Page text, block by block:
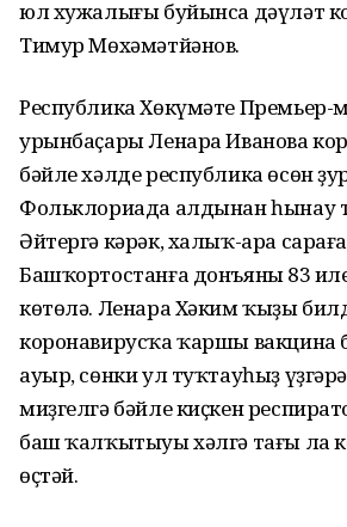
юл хужалығы буйынса дәүләт
Тимур Мөхәмәтйәнов.
Республика Хөкүмәте
урынбаҫары Ленара Иванова
бәйле хәлде республика өсөн
Фольклориада алдынан һынау
Әйтергә кәрәк, халыҡ-ара сараға
Башҡортостанға донъяның 83
көтөлә. Ленара Хәким ҡыҙы
коронавирусҡа ҡаршы
ауыр, сөнки ул туҡтауһыҙ
миҙгелгә бәйле киҫкен
баш ҡалҡытыуы хәлгә тағы ла
өҫтәй.